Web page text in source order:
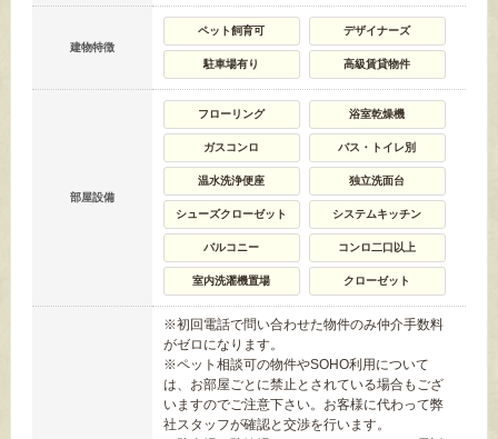
建物特徴
ペット飼育可 デザイナーズ
駐車場有り 高級賃貸物件
部屋設備
フローリング 浴室乾燥機
ガスコンロ バス・トイレ別
温水洗浄便座 独立洗面台
シューズクローゼット システムキッチン
バルコニー コンロ二口以上
室内洗濯機置場 クローゼット
※初回電話で問い合わせた物件のみ仲介手数料
がゼロになります。
※ペット相談可の物件やSOHO利用について
は、お部屋ごとに禁止とされている場合もござ
いますのでご注意下さい。お客様に代わって弊
社スタッフが確認と交渉を行います。